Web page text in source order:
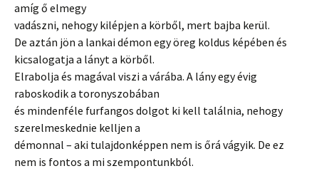
amíg ő elmegy
vadászni, nehogy kilépjen a körből, mert bajba kerül.
De aztán jön a lankai démon egy öreg koldus képében és
kicsalogatja a lányt a körből.
Elrabolja és magával viszi a várába. A lány egy évig
raboskodik a toronyszobában
és mindenféle furfangos dolgot ki kell találnia, nehogy
szerelmeskednie kelljen a
démonnal – aki tulajdonképpen nem is őrá vágyik. De ez
nem is fontos a mi szempontunkból.